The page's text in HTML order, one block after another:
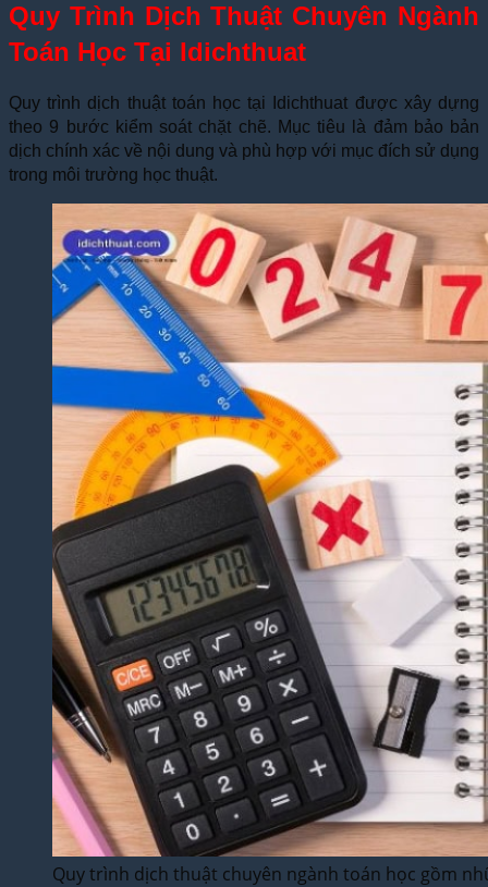
Quy Trình Dịch Thuật Chuyên Ngành
Toán Học Tại Idichthuat
Quy trình dịch thuật toán học tại Idichthuat được xây dựng
theo 9 bước kiểm soát chặt chẽ. Mục tiêu là đảm bảo bản
dịch chính xác về nội dung và phù hợp với mục đích sử dụng
trong môi trường học thuật.
Quy trình dịch thuật chuyên ngành toán học gồm